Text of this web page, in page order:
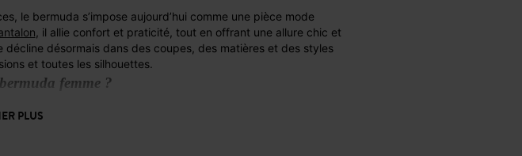
, il allie confort et praticité, tout en offrant une allure chic et
désormais dans des coupes, des matières et des styles
et toutes les silhouettes.
femme ?
légèrement en dessous, il met en valeur les jambes tout en
PLUS